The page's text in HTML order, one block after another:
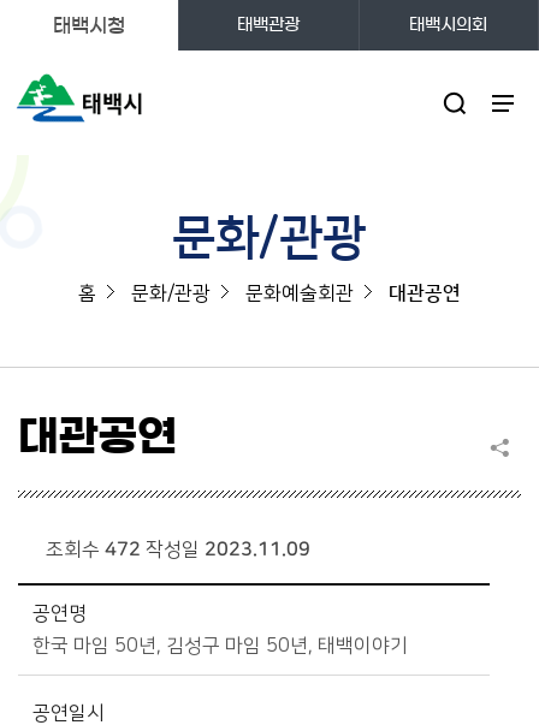
태백시청 태백관광 태백시의회
문화/관광
홈 문화/관광 문화예술회관 대관공연
대관공연
조회수 472 작성일 2023.11.09
공연명
한국 마임 50년, 김성구 마임 50년, 태백이야기
공연일시